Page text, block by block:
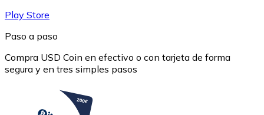
Litecoin
Play Store
Paso a paso
Compra USD Coin en efectivo o con tarjeta de forma
segura y en tres simples pasos